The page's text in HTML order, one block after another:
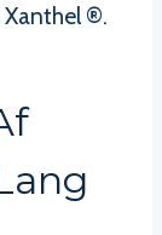
Xanthel ®.